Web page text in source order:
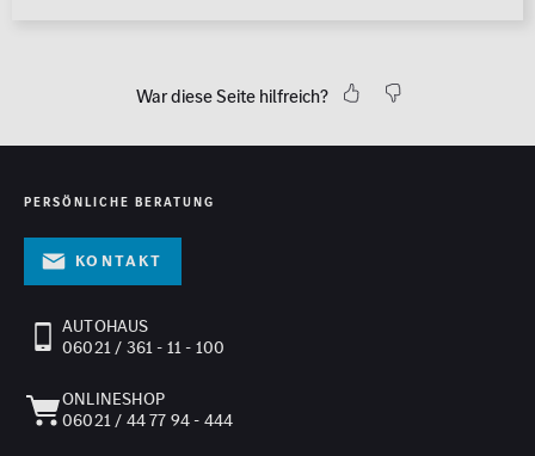
War diese Seite hilfreich?
PERSÖNLICHE BERATUNG
Kontakt
AUTOHAUS
06021 / 361 - 11 - 100
ONLINESHOP
06021 / 44 77 94 - 444